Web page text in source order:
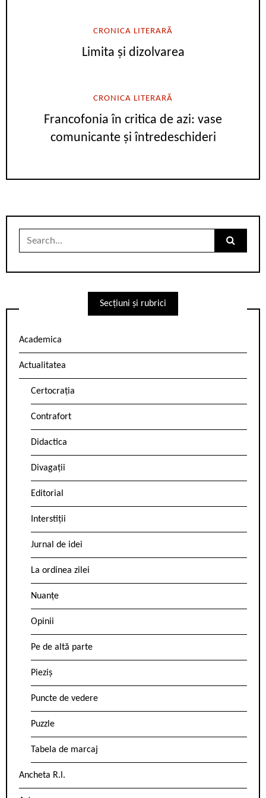
CRONICA LITERARĂ
Limita și dizolvarea
CRONICA LITERARĂ
Francofonia în critica de azi: vase
comunicante și întredeschideri
Search
Secțiuni și rubrici
Academica
Actualitatea
Certocrația
Contrafort
Didactica
Divagații
Editorial
Interstiții
Jurnal de idei
La ordinea zilei
Nuanțe
Opinii
Pe de altă parte
Pieziș
Puncte de vedere
Puzzle
Tabela de marcaj
Ancheta R.l.